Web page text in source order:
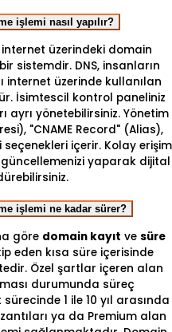
işlemi nasıl yapılır?
üzerindeki domain
sistemdir. DNS, insanların
internet üzerinde kullanılan
İsimtescil kontrol paneliniz
ayrı yönetebilirsiniz. Yönetim
"CNAME Record" (Alias),
içerir. Kolay erişim
yaparak dijital
işlemi ne kadar sürer?
göre domain kayıt ve süre
eden kısa süre içerisinde
Özel şartlar içeren alan
durumunda süreç
1 ile 10 yıl arasında
ya da Premium alan